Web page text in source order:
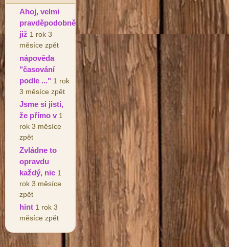
Ahoj, velmi
pravděpodobně
již 1 rok 3
měsíce zpět
nápověda
"časování
podle ..." 1 rok
3 měsíce zpět
Jsme si jistí,
že přímo v 1
rok 3 měsíce
zpět
Zvládne to
opravdu
každý, nic 1
rok 3 měsíce
zpět
hint 1 rok 3
měsíce zpět